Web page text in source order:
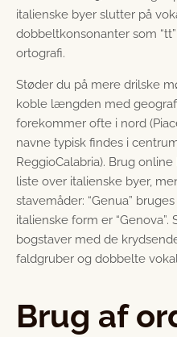
italienske byer slutter på
dobbeltkonsonanter som
ortografi.
Støder du på mere drilske
koble længden med
forekommer ofte i nord
navne typisk findes i
ReggioCalabria). Brug
liste over italienske byer,
stavemåder: “Genua”
italienske form er
bogstaver med de
faldgruber og dobbelte
Brug af